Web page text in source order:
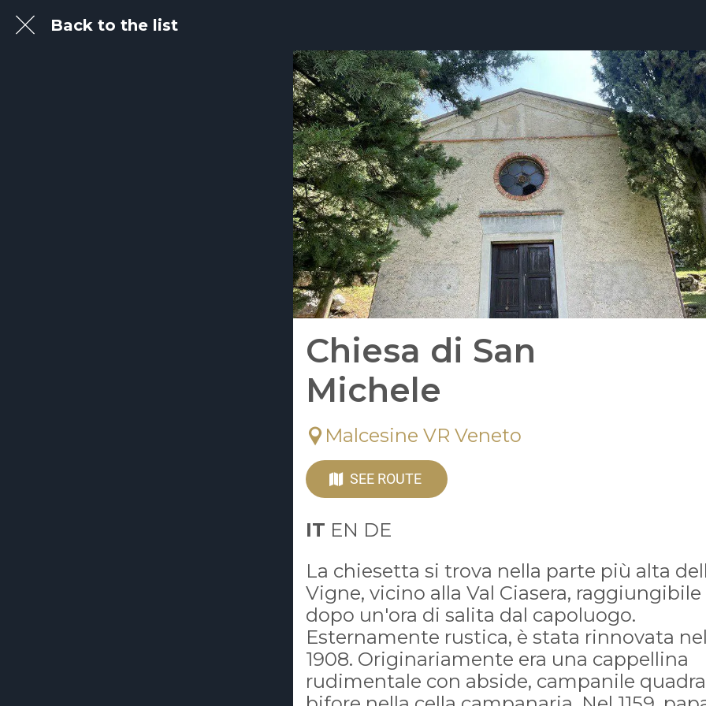
Back to the list
Chiesa di San
Michele
Malcesine VR Veneto
SEE ROUTE
IT EN DE
La chiesetta si trova nella parte più alta
Vigne, vicino alla Val Ciasera, raggiungibile
dopo un'ora di salita dal capoluogo.
Esternamente rustica, è stata rinnovata nel
1908. Originariamente era una cappellina
rudimentale con abside, campanile